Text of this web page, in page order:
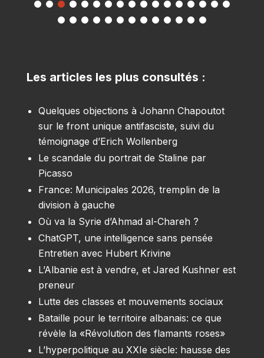
Les articles les plus consultés :
Quelques objections à Johann Chapoutot
sur le front unique antifasciste, suivi du
témoignage d’Erich Wollenberg
Le scandale du portrait de Staline par
Picasso
France: Municipales 2026, tremplin de la
division à gauche
Où va la Syrie d’Ahmad al-Chareh ?
ChatGPT, une intelligence sans pensée
Entretien avec Hubert Krivine
L’Albanie est à vendre, et Jared Kushner est
preneur
Lutte des classes et mouvements sociaux
Bataille pour le territoire albanais: ce que
révèle la «Révolution des flamants roses»
L’hyperpolitique au XXIe siècle: hausse des